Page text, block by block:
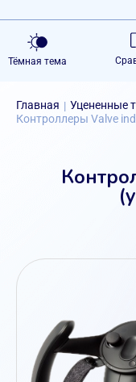
Тёмная тема
Главная | Уцененные
Контроллеры Valve